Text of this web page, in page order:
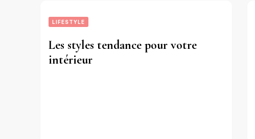
LIFESTYLE
Les styles tendance pour votre
intérieur